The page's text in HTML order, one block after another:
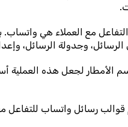
مع العملاء هي واتساب.
الأمطار لجعل هذه العملية
رسائل واتساب للتفاعل